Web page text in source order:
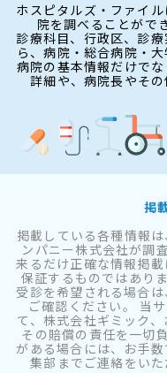
ホスピタルズ・ファイ
院を調べることがで
診療科目、行政区、診
ら、病院・総合病院・
病院の基本情報だけで
詳細や、病院長やその
掲
掲載している各種情報
ンパニー株式会社が調
来るだけ正確な情報掲
保証するものではあり
受診を希望される場合
ご確認ください。 当
て、株式会社ギミック
その賠償の責任を一切
がある場合には、お手数
集部までご連絡をいた